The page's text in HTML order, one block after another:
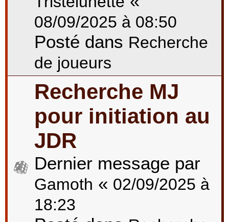
08/09/2025 à 08:50
Posté dans Recherche
de joueurs
Recherche MJ
pour initiation au
JDR
Dernier message par
Gamoth « 02/09/2025 à
18:23